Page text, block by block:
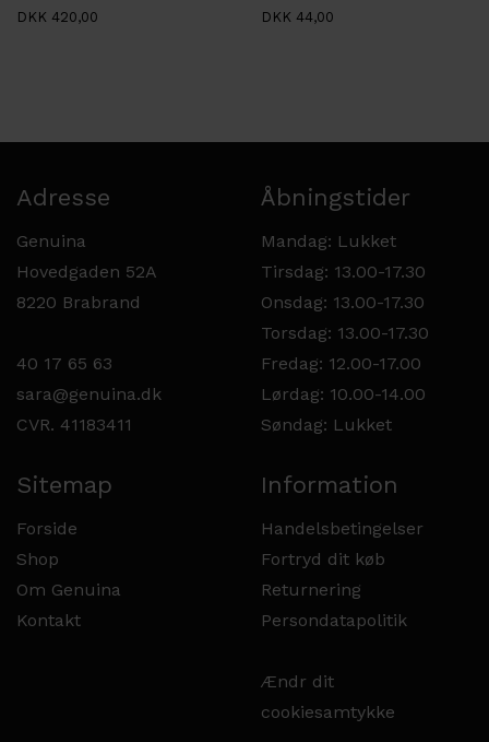
DKK 420,00 DKK 44,00
Adresse
Genuina
Hovedgaden 52A
8220 Brabrand
40 17 65 63
sara@genuina.dk
CVR. 41183411
Åbningstider
Mandag: Lukket
Tirsdag: 13.00-17.30
Onsdag: 13.00-17.30
Torsdag: 13.00-17.30
Fredag: 12.00-17.00
Lørdag: 10.00-14.00
Søndag: Lukket
Sitemap
Forside
Shop
Om Genuina
Kontakt
Information
Handelsbetingelser
Fortryd dit køb
Returnering
Persondatapolitik
Ændr dit
cookiesamtykke